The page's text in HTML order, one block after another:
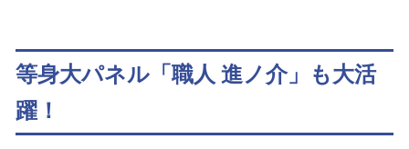
等身大パネル「職人 進ノ介」も大活
躍！